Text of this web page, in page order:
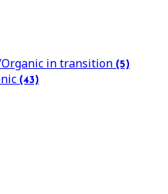
Organic in transition (5)
(43)